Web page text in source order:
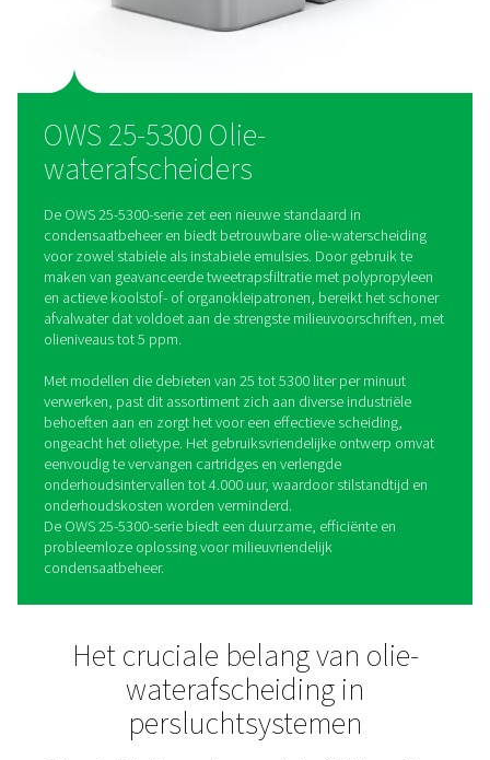
OWS 25-5300 Olie-
waterafscheiders